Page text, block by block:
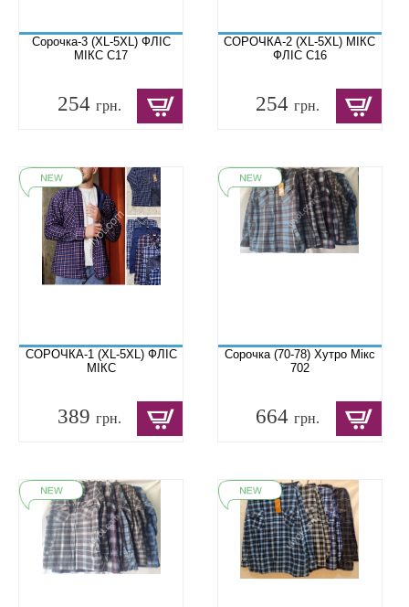
Сорочка-3 (XL-5XL) ФЛІС
МІКС C17
254 грн.
СОРОЧКА-2 (XL-5XL) МІКС
ФЛІС C16
254грн.
СОРОЧКА-1 (XL-5XL) ФЛІС
МІКС
389 грн.
Сорочка (70-78) Хутро Мікс
702
664грн.